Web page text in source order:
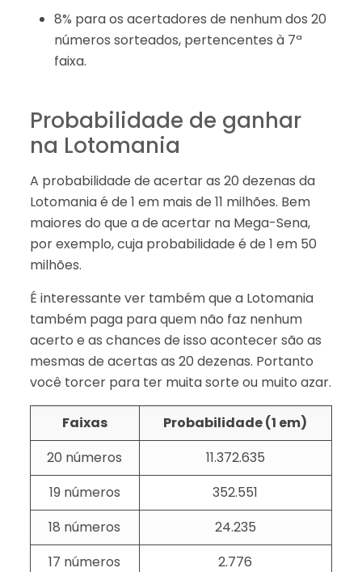
8% para os acertadores de nenhum dos 20
números sorteados, pertencentes à 7ª
faixa.
Probabilidade de ganhar
na Lotomania
A probabilidade de acertar as 20 dezenas da
Lotomania é de 1 em mais de 11 milhões. Bem
maiores do que a de acertar na Mega-Sena,
por exemplo, cuja probabilidade é de 1 em 50
milhões.
É interessante ver também que a Lotomania
também paga para quem não faz nenhum
acerto e as chances de isso acontecer são as
mesmas de acertas as 20 dezenas. Portanto
você torcer para ter muita sorte ou muito azar.
Faixas
Probabilidade (1 em)
20 números
11.372.635
19 números
352.551
18 números
24.235
17 números
2.776